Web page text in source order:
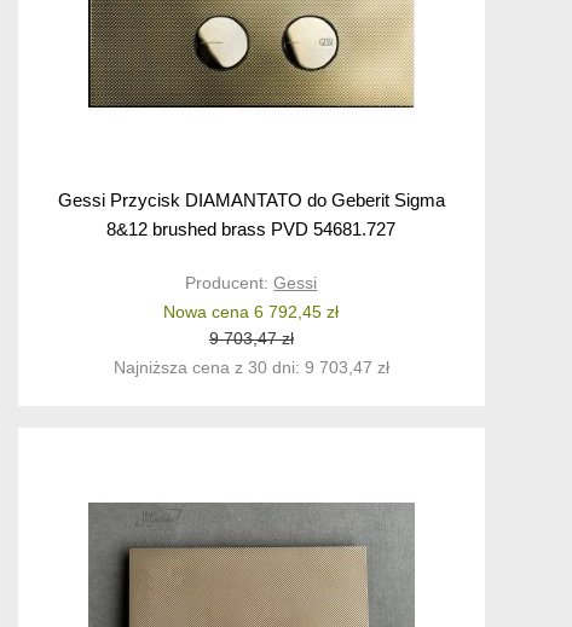
Gessi Przycisk DIAMANTATO do Geberit Sigma
8&12 brushed brass PVD 54681.727
Producent:Gessi
Nowa cena 6 792,45 zł
9 703,47 zł
Najniższa cena z 30 dni: 9 703,47 zł